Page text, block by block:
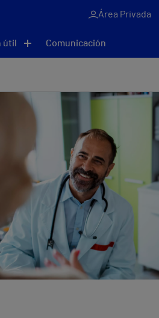
Área Privada
útil Comunicación